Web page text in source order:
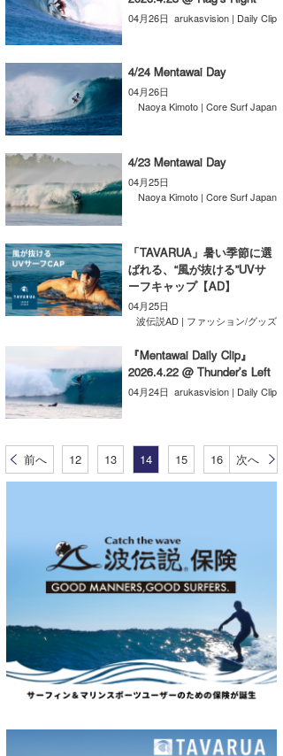
04月26日 arukasvision | Daily Clip
4/24 Mentawai Day
04月26日
Naoya Kimoto | Core Surf Japan
4/23 Mentawai Day
04月25日
Naoya Kimoto | Core Surf Japan
「TAVARUA」暑い季節に選
ばれる、“風が抜ける”UVサ
ーフキャップ【AD】
04月25日
波伝説AD | ファッション/グッズ
『Mentawai Daily Clip』
2026.4.22 @ Thunder’s Left
04月24日 arukasvision | Daily Clip
前へ 12 13 14 15 16 次へ
wanda
予報士 hiro.
banpaku
Mr.K
chappy
Romisea